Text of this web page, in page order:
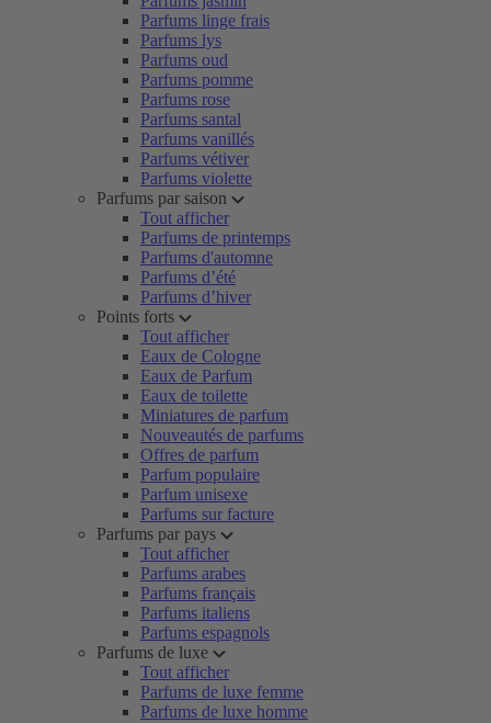
Parfums linge frais
Parfums lys
Parfums oud
Parfums pomme
Parfums rose
Parfums santal
Parfums vanillés
Parfums vétiver
Parfums violette
Parfums par saison
Tout afficher
Parfums de printemps
Parfums d'automne
Parfums d’été
Parfums d’hiver
Points forts
Tout afficher
Eaux de Cologne
Eaux de Parfum
Eaux de toilette
Miniatures de parfum
Nouveautés de parfums
Offres de parfum
Parfum populaire
Parfum unisexe
Parfums sur facture
Parfums par pays
Tout afficher
Parfums arabes
Parfums français
Parfums italiens
Parfums espagnols
Parfums de luxe
Tout afficher
Parfums de luxe femme
Parfums de luxe homme